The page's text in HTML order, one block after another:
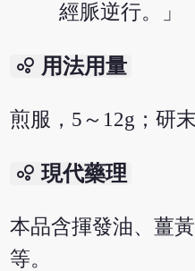
經脈逆行。」
bubble_chart 用法用量
煎服，5～12g；研
bubble_chart 現代藥理
本品含揮發油、薑
等。